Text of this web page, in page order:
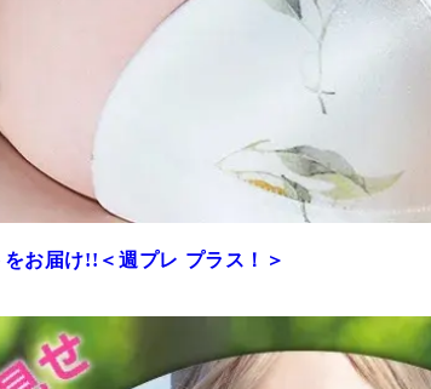
お届け!!＜週プレ プラス！＞